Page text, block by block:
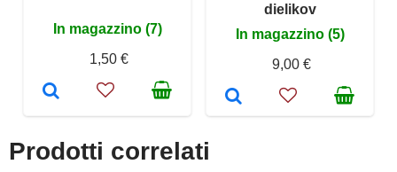
In magazzino (7)
1,50 €
dielikov
In magazzino (5)
9,00 €
Prodotti correlati